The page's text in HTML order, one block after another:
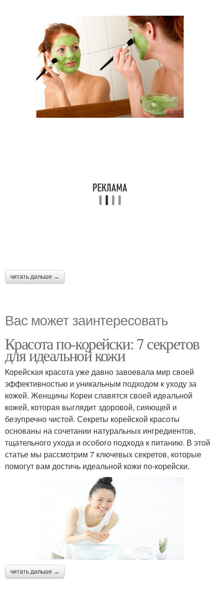
читать дальше →
Вас может заинтересовать
Красота по-корейски: 7 секретов
для идеальной кожи
Корейская красота уже давно завоевала мир своей
эффективностью и уникальным подходом к уходу за
кожей. Женщины Кореи славятся своей идеальной
кожей, которая выглядит здоровой, сияющей и
безупречно чистой. Секреты корейской красоты
основаны на сочетании натуральных ингредиентов,
тщательного ухода и особого подхода к питанию. В этой
статье мы рассмотрим 7 ключевых секретов, которые
помогут вам достичь идеальной кожи по-корейски.
читать дальше →